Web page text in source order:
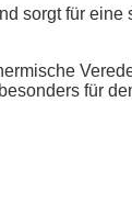
sorgt für
für